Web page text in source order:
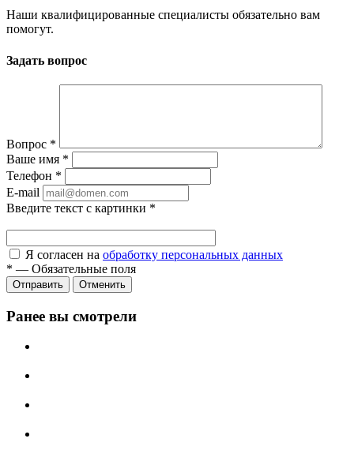
Наши квалифицированные специалисты обязательно вам
помогут.
Задать вопрос
Вопрос *
Ваше имя *
Телефон *
E-mail
Введите текст с картинки *
Я согласен на обработку персональных данных
* — Обязательные поля
Отправить Отменить
Ранее вы смотрели